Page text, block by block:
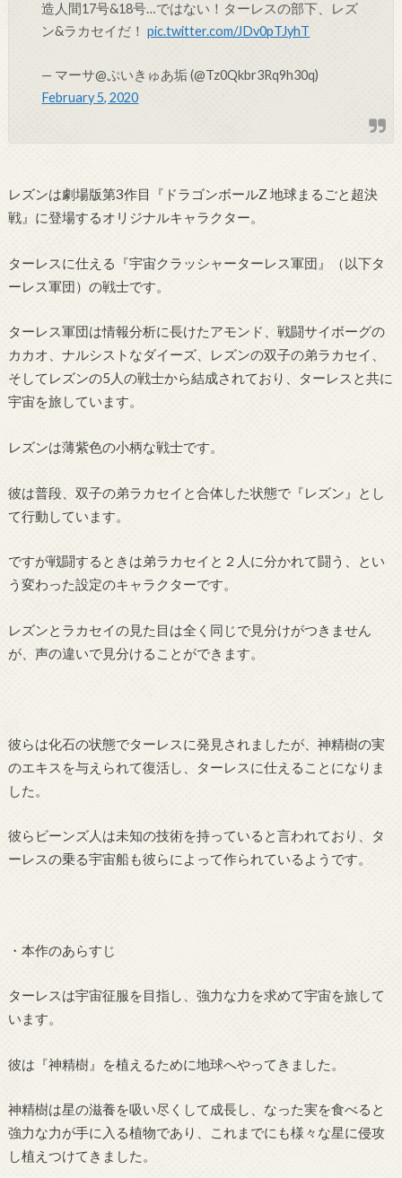
造人間17号&18号…ではない！ターレスの部下、レズ
ン&ラカセイだ！pic.twitter.com/JDv0pTJyhT
— マーサ@ぷいきゅあ垢 (@Tz0Qkbr3Rq9h30q)
February 5, 2020
レズンは劇場版第3作目『ドラゴンボールZ 地球まるごと超決
戦』に登場するオリジナルキャラクター。
ターレスに仕える『宇宙クラッシャーターレス軍団』（以下タ
ーレス軍団）の戦士です。
ターレス軍団は情報分析に長けたアモンド、戦闘サイボーグの
カカオ、ナルシストなダイーズ、レズンの双子の弟ラカセイ、
そしてレズンの5人の戦士から結成されており、ターレスと共に
宇宙を旅しています。
レズンは薄紫色の小柄な戦士です。
彼は普段、双子の弟ラカセイと合体した状態で『レズン』とし
て行動しています。
ですが戦闘するときは弟ラカセイと２人に分かれて闘う、とい
う変わった設定のキャラクターです。
レズンとラカセイの見た目は全く同じで見分けがつきません
が、声の違いで見分けることができます。
彼らは化石の状態でターレスに発見されましたが、神精樹の実
のエキスを与えられて復活し、ターレスに仕えることになりま
した。
彼らビーンズ人は未知の技術を持っていると言われており、タ
ーレスの乗る宇宙船も彼らによって作られているようです。
・本作のあらすじ
ターレスは宇宙征服を目指し、強力な力を求めて宇宙を旅して
います。
彼は『神精樹』を植えるために地球へやってきました。
神精樹は星の滋養を吸い尽くして成長し、なった実を食べると
強力な力が手に入る植物であり、これまでにも様々な星に侵攻
し植えつけてきました。